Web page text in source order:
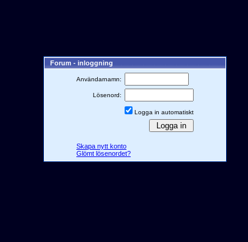
Forum - inloggning
Användarnamn:
Lösenord:
Logga in automatiskt
Skapa nytt konto
Glömt lösenordet?